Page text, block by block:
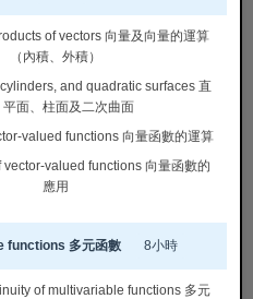
of vectors 向量及向量的運算
（內積、外積）
and quadratic surfaces 直
平面、柱面及二次曲面
valued functions 向量函數的運算
vector-valued functions 向量函數的
應用
functions 多元函數 8小時
of multivariable functions 多元